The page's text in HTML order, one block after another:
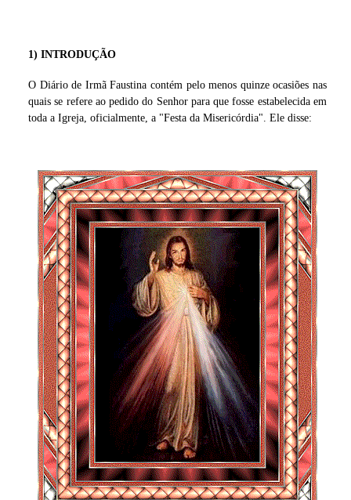
1) INTRODUÇÃO
O Diário de Irmã Faustina contém pelo menos quinze ocasiões nas
quais se refere ao pedido do Senhor para que fosse estabelecida em
toda a Igreja, oficialmente, a "Festa da Misericórdia". Ele disse: